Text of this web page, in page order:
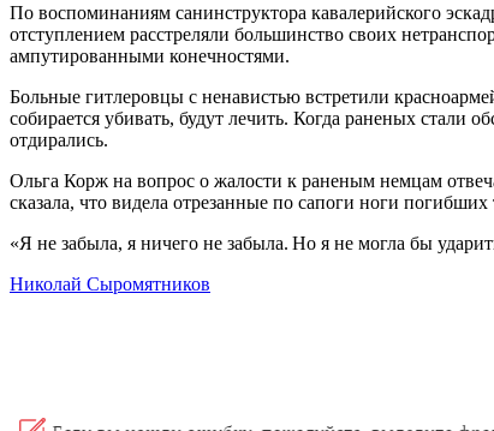
По воспоминаниям санинструктора кавалерийского
отступлением расстреляли большинство своих
ампутированными конечностями.
Больные гитлеровцы с ненавистью встретили
собирается убивать, будут лечить. Когда раненых стали
отдирались.
Ольга Корж на вопрос о жалости к раненым немцам
сказала, что видела отрезанные по сапоги ноги
«Я не забыла, я ничего не забыла. Но я не могла бы
Николай Сыромятников